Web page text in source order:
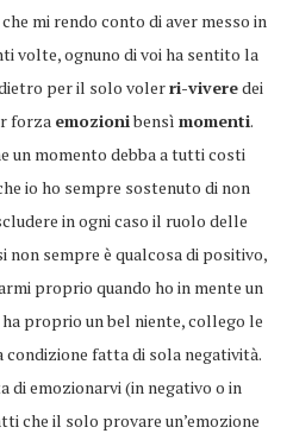
mi rendo conto di aver messo in
volte, ognuno di voi ha sentito la
per il solo volerri-viveredei
forza emozionibensì momenti.
un momento debba a tutti costi
io ho sempre sostenuto di non
in ogni caso il ruolo delle
non sempre è qualcosa di positivo,
proprio quando ho in mente un
proprio un bel niente, collego le
fatta di sola negatività.
di emozionarvi (in negativo o in
che il solo provare un’emozione